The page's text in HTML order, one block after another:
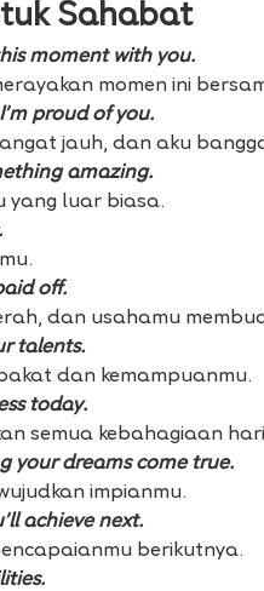
Sahabat
moment with you.
momen ini
proud of you.
jauh, dan aku
amazing.
yang luar biasa.
off.
dan usahamu
talents.
dan kemampuanmu.
today.
semua kebahagiaan hari
your dreams come true.
impianmu.
achieve next.
berikutnya.